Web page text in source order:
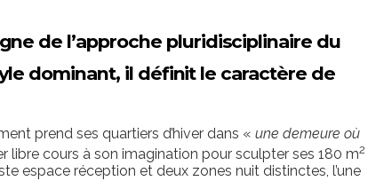
de l’approche pluridisciplinaire du
dominant, il définit le caractère de
prend ses quartiers d’hiver dans « une demeure où
libre cours à son imagination pour sculpter ses 180 m2
espace réception et deux zones nuit distinctes, l’une